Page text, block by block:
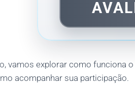
vamos explorar como funciona
acompanhar sua participação.